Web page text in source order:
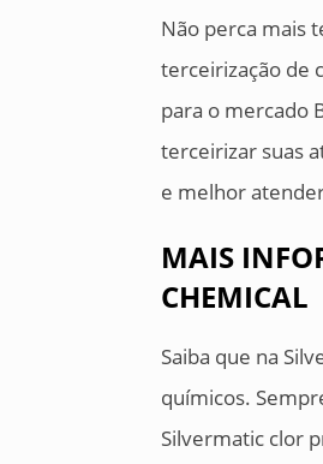
Não perca mais
terceirização de
para o mercado
terceirizar suas
e melhor
MAIS
CHEMICAL
Saiba que na
químicos.
Silvermatic clor